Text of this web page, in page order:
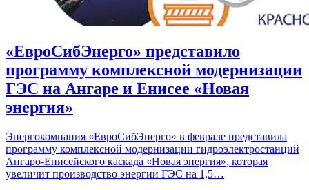
«ЕвроСибЭнерго» представило
программу комплексной модернизации
ГЭС на Ангаре и Енисее «Новая
энергия»
Энергокомпания «ЕвроСибЭнерго» в феврале представила
программу комплексной модернизации гидроэлектростанций
Ангаро-Енисейского каскада «Новая энергия», которая
увеличит производство энергии ГЭС на 1,5…